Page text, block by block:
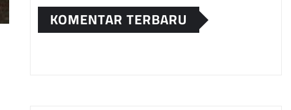
KOMENTAR TERBARU